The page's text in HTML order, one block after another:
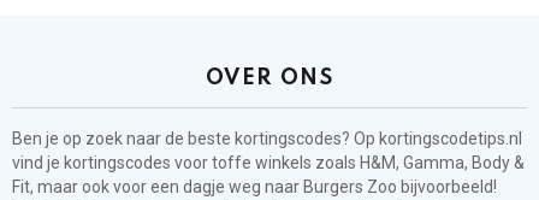
OVER ONS
Ben je op zoek naar de beste kortingscodes? Op kortingscodetips.nl
vind je kortingscodes voor toffe winkels zoals H&M, Gamma, Body &
Fit, maar ook voor een dagje weg naar Burgers Zoo bijvoorbeeld!